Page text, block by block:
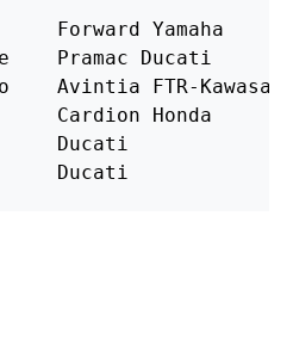
Forward Yamaha
Pramac Ducati
Avintia FTR-
Cardion Honda
Ducati